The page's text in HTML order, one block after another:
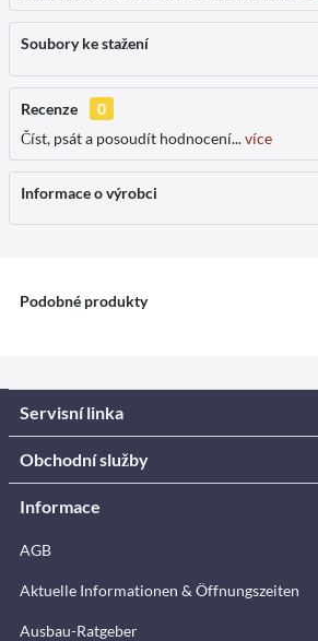
Soubory ke stažení
Recenze
0
Číst, psát a posoudít hodnocení...více
Informace o výrobci
Podobné produkty
Servisní linka
Obchodní služby
Informace
AGB
Aktuelle Informationen & Öffnungszeiten
Ausbau-Ratgeber